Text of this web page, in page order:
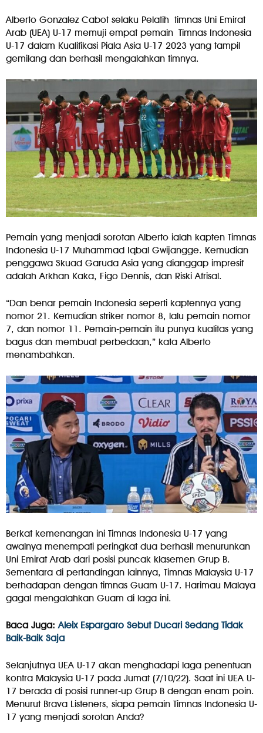
Alberto Gonzalez Cabot selaku Pelatih timnas Uni Emirat
Arab (UEA) U-17 memuji empat pemain Timnas Indonesia
U-17 dalam Kualifikasi Piala Asia U-17 2023 yang tampil
gemilang dan berhasil mengalahkan timnya.
Pemain yang menjadi sorotan Alberto ialah kapten Timnas
Indonesia U-17 Muhammad Iqbal Gwijangge. Kemudian
penggawa Skuad Garuda Asia yang dianggap impresif
adalah Arkhan Kaka, Figo Dennis, dan Riski Afrisal.
“Dan benar pemain Indonesia seperti kaptennya yang
nomor 21. Kemudian striker nomor 8, lalu pemain nomor
7, dan nomor 11. Pemain-pemain itu punya kualitas yang
bagus dan membuat perbedaan,” kata Alberto
menambahkan.
Berkat kemenangan ini Timnas Indonesia U-17 yang
awalnya menempati peringkat dua berhasil menurunkan
Uni Emirat Arab dari posisi puncak klasemen Grup B.
Sementara di pertandingan lainnya, Timnas Malaysia U-17
berhadapan dengan timnas Guam U-17. Harimau Malaya
gagal mengalahkan Guam di laga ini.
Baca Juga:Aleix Espargaro Sebut Ducari Sedang Tidak
Baik-Baik Saja
Selanjutnya UEA U-17 akan menghadapi laga penentuan
kontra Malaysia U-17 pada Jumat (7/10/22). Saat ini UEA U-
17 berada di posisi runner-up Grup B dengan enam poin.
Menurut Brava Listeners, siapa pemain Timnas Indonesia U-
17 yang menjadi sorotan Anda?